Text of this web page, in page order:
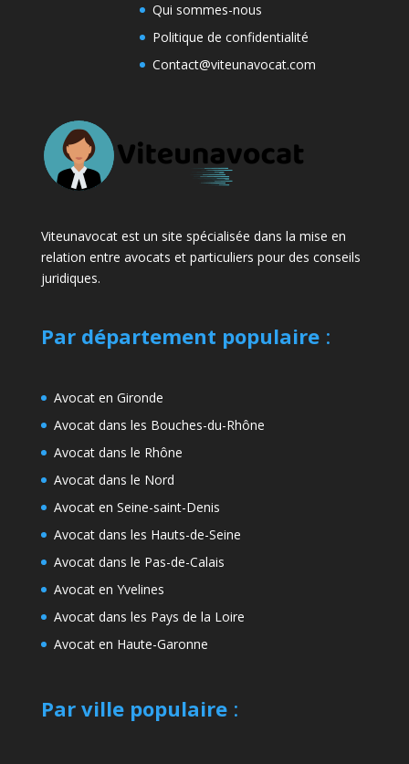
Qui sommes-nous
Politique de confidentialité
Contact@viteunavocat.com
Viteunavocat est un site spécialisée dans la mise en
relation entre avocats et particuliers pour des conseils
juridiques.
Par département populaire:
Avocat en Gironde
Avocat dans les Bouches-du-Rhône
Avocat dans le Rhône
Avocat dans le Nord
Avocat en Seine-saint-Denis
Avocat dans les Hauts-de-Seine
Avocat dans le Pas-de-Calais
Avocat en Yvelines
Avocat dans les Pays de la Loire
Avocat en Haute-Garonne
Par ville populaire: